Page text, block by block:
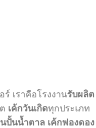
ร์ เราคือโรงงานรับผลิต
เค้กวันเกิดทุกประเภท
นปั้นน้ำตาล เค้กฟองดอง